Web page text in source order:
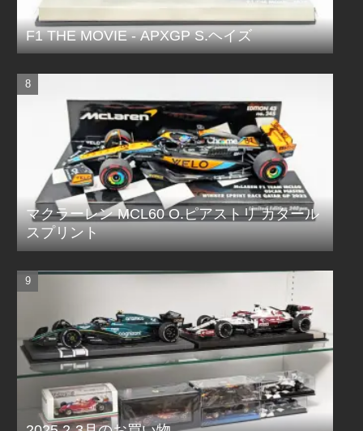
F1 THE MOVIE - APXGP S.ヘイズ
マクラーレン MCL60 O.ピアストリ カタール
スプリント